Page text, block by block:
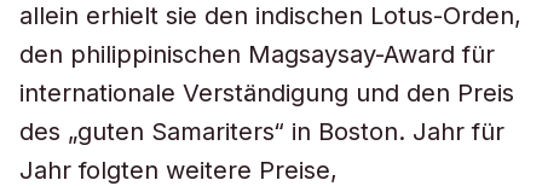
allein erhielt sie den indischen Lotus-Orden,
den philippinischen Magsaysay-Award für
internationale Verständigung und den Preis
des „guten Samariters“ in Boston. Jahr für
Jahr folgten weitere Preise,